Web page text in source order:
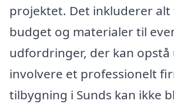
projektet. Det inkluderer alt
budget og materialer til
udfordringer, der kan opstå
involvere et professionelt
tilbygning i Sunds kan ikke